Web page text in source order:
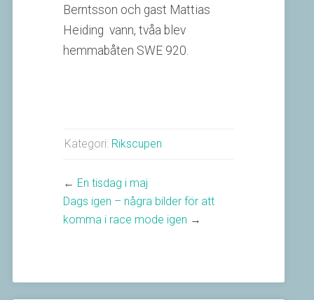
Berntsson och gast Mattias
Heiding vann, tvåa blev
hemmabåten SWE 920.
Kategori: Rikscupen
← En tisdag i maj
Dags igen – några bilder för att
komma i race mode igen →